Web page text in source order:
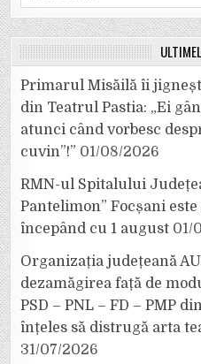
for:
Primarul Misăilă îi
din Teatrul Pastia: „Ei
atunci când vorbesc
cuvin”!” 01/08/2026
RMN-ul Spitalului
Pantelimon” Focșani
începând cu 1 august 01/
Organizația județeană
dezamăgirea față de
PSD – PNL – FD – PMP
înțeles să distrugă arta
31/07/2026